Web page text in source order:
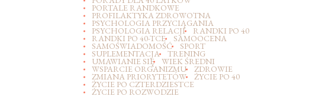
PORTALE RANDKOWE
PROFILAKTYKA ZDROWOTNA
PSYCHOLOGIA PRZYCIĄGANIA
PSYCHOLOGIA RELACJI RANDKI PO 40
RANDKI PO 40-TCE SAMOOCENA
SAMOŚWIADOMOŚĆ SPORT
SUPLEMENTACJA TRENING
UMAWIANIE SIĘ WIEK ŚREDNI
WSPARCIE ORGANIZMU ZDROWIE
ZMIANA PRIORYTETÓW ŻYCIE PO 40
ŻYCIE PO CZTERDZIESTCE
ŻYCIE PO ROZWODZIE